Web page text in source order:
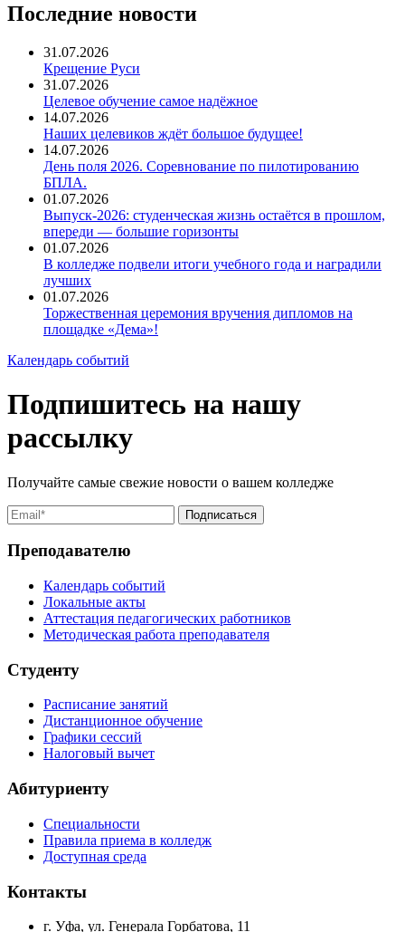
Последние новости
31.07.2026
Крещение Руси
31.07.2026
Целевое обучение самое надёжное
14.07.2026
Наших целевиков ждёт большое будущее!
14.07.2026
День поля 2026. Соревнование по пилотированию
БПЛА.
01.07.2026
Выпуск-2026: студенческая жизнь остаётся в прошлом,
впереди — большие горизонты
01.07.2026
В колледже подвели итоги учебного года и наградили
лучших
01.07.2026
Торжественная церемония вручения дипломов на
площадке «Дема»!
Календарь событий
Подпишитесь на нашу
рассылку
Получайте самые свежие новости о вашем колледже
Преподавателю
Календарь событий
Локальные акты
Аттестация педагогических работников
Методическая работа преподавателя
Студенту
Расписание занятий
Дистанционное обучение
Графики сессий
Налоговый вычет
Абитуриенту
Специальности
Правила приема в колледж
Доступная среда
Контакты
г. Уфа, ул. Генерала Горбатова, 11